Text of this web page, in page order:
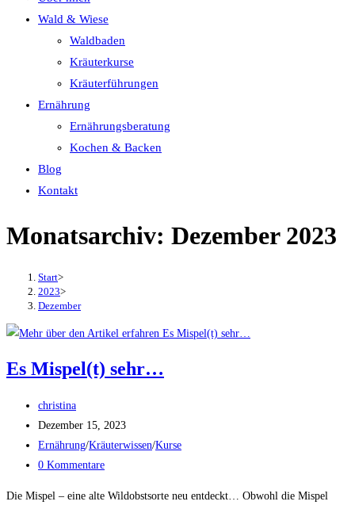
Wald & Wiese
Waldbaden
Kräuterkurse
Kräuterführungen
Ernährung
Ernährungsberatung
Kochen & Backen
Blog
Kontakt
Monatsarchiv: Dezember 2023
Start>
2023>
Dezember
Es Mispel(t) sehr…
Beitrags-
Autor:
christina
Beitrag
veröffentlicht:
Dezember 15, 2023
Beitrags-
Kategorie:
Ernährung/Kräuterwissen/Kurse
Beitrags-
0 Kommentare
Die Mispel – eine alte Wildobstsorte neu entdeckt… Obwohl die Mispel